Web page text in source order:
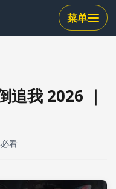
菜单
追我 2026 ｜
看